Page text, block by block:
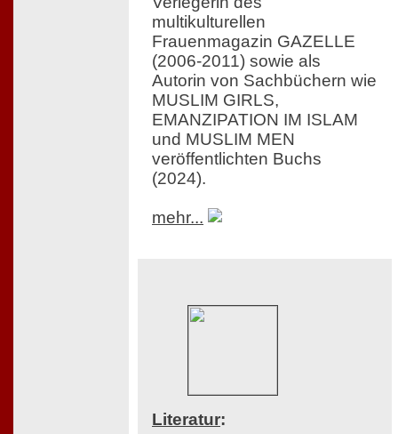
multikulturellen
Frauenmagazin GAZELLE
(2006-2011) sowie als
Autorin von Sachbüchern wie
MUSLIM GIRLS,
EMANZIPATION IM ISLAM
und MUSLIM MEN
veröffentlichten Buchs
(2024).
mehr...
Literatur: